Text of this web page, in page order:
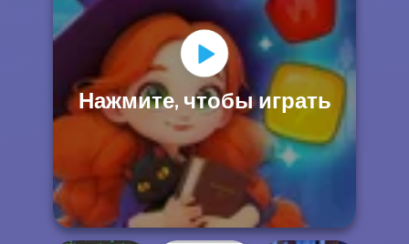
Нажмите, чтобы играть